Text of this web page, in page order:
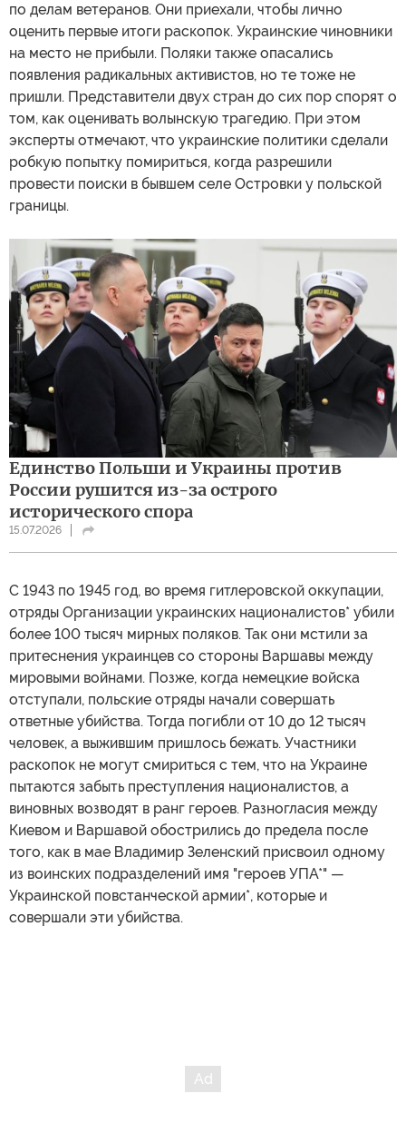
по делам ветеранов. Они приехали, чтобы лично
оценить первые итоги раскопок. Украинские чиновники
на место не прибыли. Поляки также опасались
появления радикальных активистов, но те тоже не
пришли. Представители двух стран до сих пор спорят о
том, как оценивать волынскую трагедию. При этом
эксперты отмечают, что украинские политики сделали
робкую попытку помириться, когда разрешили
провести поиски в бывшем селе Островки у польской
границы.
Единство Польши и Украины против
России рушится из-за острого
исторического спора
15.07.2026
С 1943 по 1945 год, во время гитлеровской оккупации,
отряды Организации украинских националистов* убили
более 100 тысяч мирных поляков. Так они мстили за
притеснения украинцев со стороны Варшавы между
мировыми войнами. Позже, когда немецкие войска
отступали, польские отряды начали совершать
ответные убийства. Тогда погибли от 10 до 12 тысяч
человек, а выжившим пришлось бежать. Участники
раскопок не могут смириться с тем, что на Украине
пытаются забыть преступления националистов, а
виновных возводят в ранг героев. Разногласия между
Киевом и Варшавой обострились до предела после
того, как в мае Владимир Зеленский присвоил одному
из воинских подразделений имя "героев УПА*" —
Украинской повстанческой армии*, которые и
совершали эти убийства.